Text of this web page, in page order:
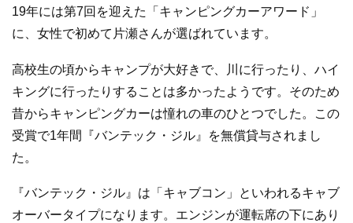
19年には第7回を迎えた「キャンピングカーアワード」
に、女性で初めて片瀬さんが選ばれています。
高校生の頃からキャンプが大好きで、川に行ったり、ハイ
キングに行ったりすることは多かったようです。そのため
昔からキャンピングカーは憧れの車のひとつでした。この
受賞で1年間『バンテック・ジル』を無償貸与されまし
た。
『バンテック・ジル』は「キャブコン」といわれるキャブ
オーバータイプになります。エンジンが運転席の下にあり